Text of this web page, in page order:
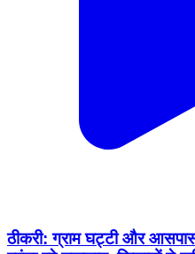
ठीकरी: ग्राम घट्टी और